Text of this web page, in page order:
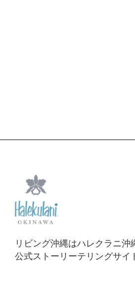
リビング沖縄はハレクラニ沖
公式ストーリーテリングサイ